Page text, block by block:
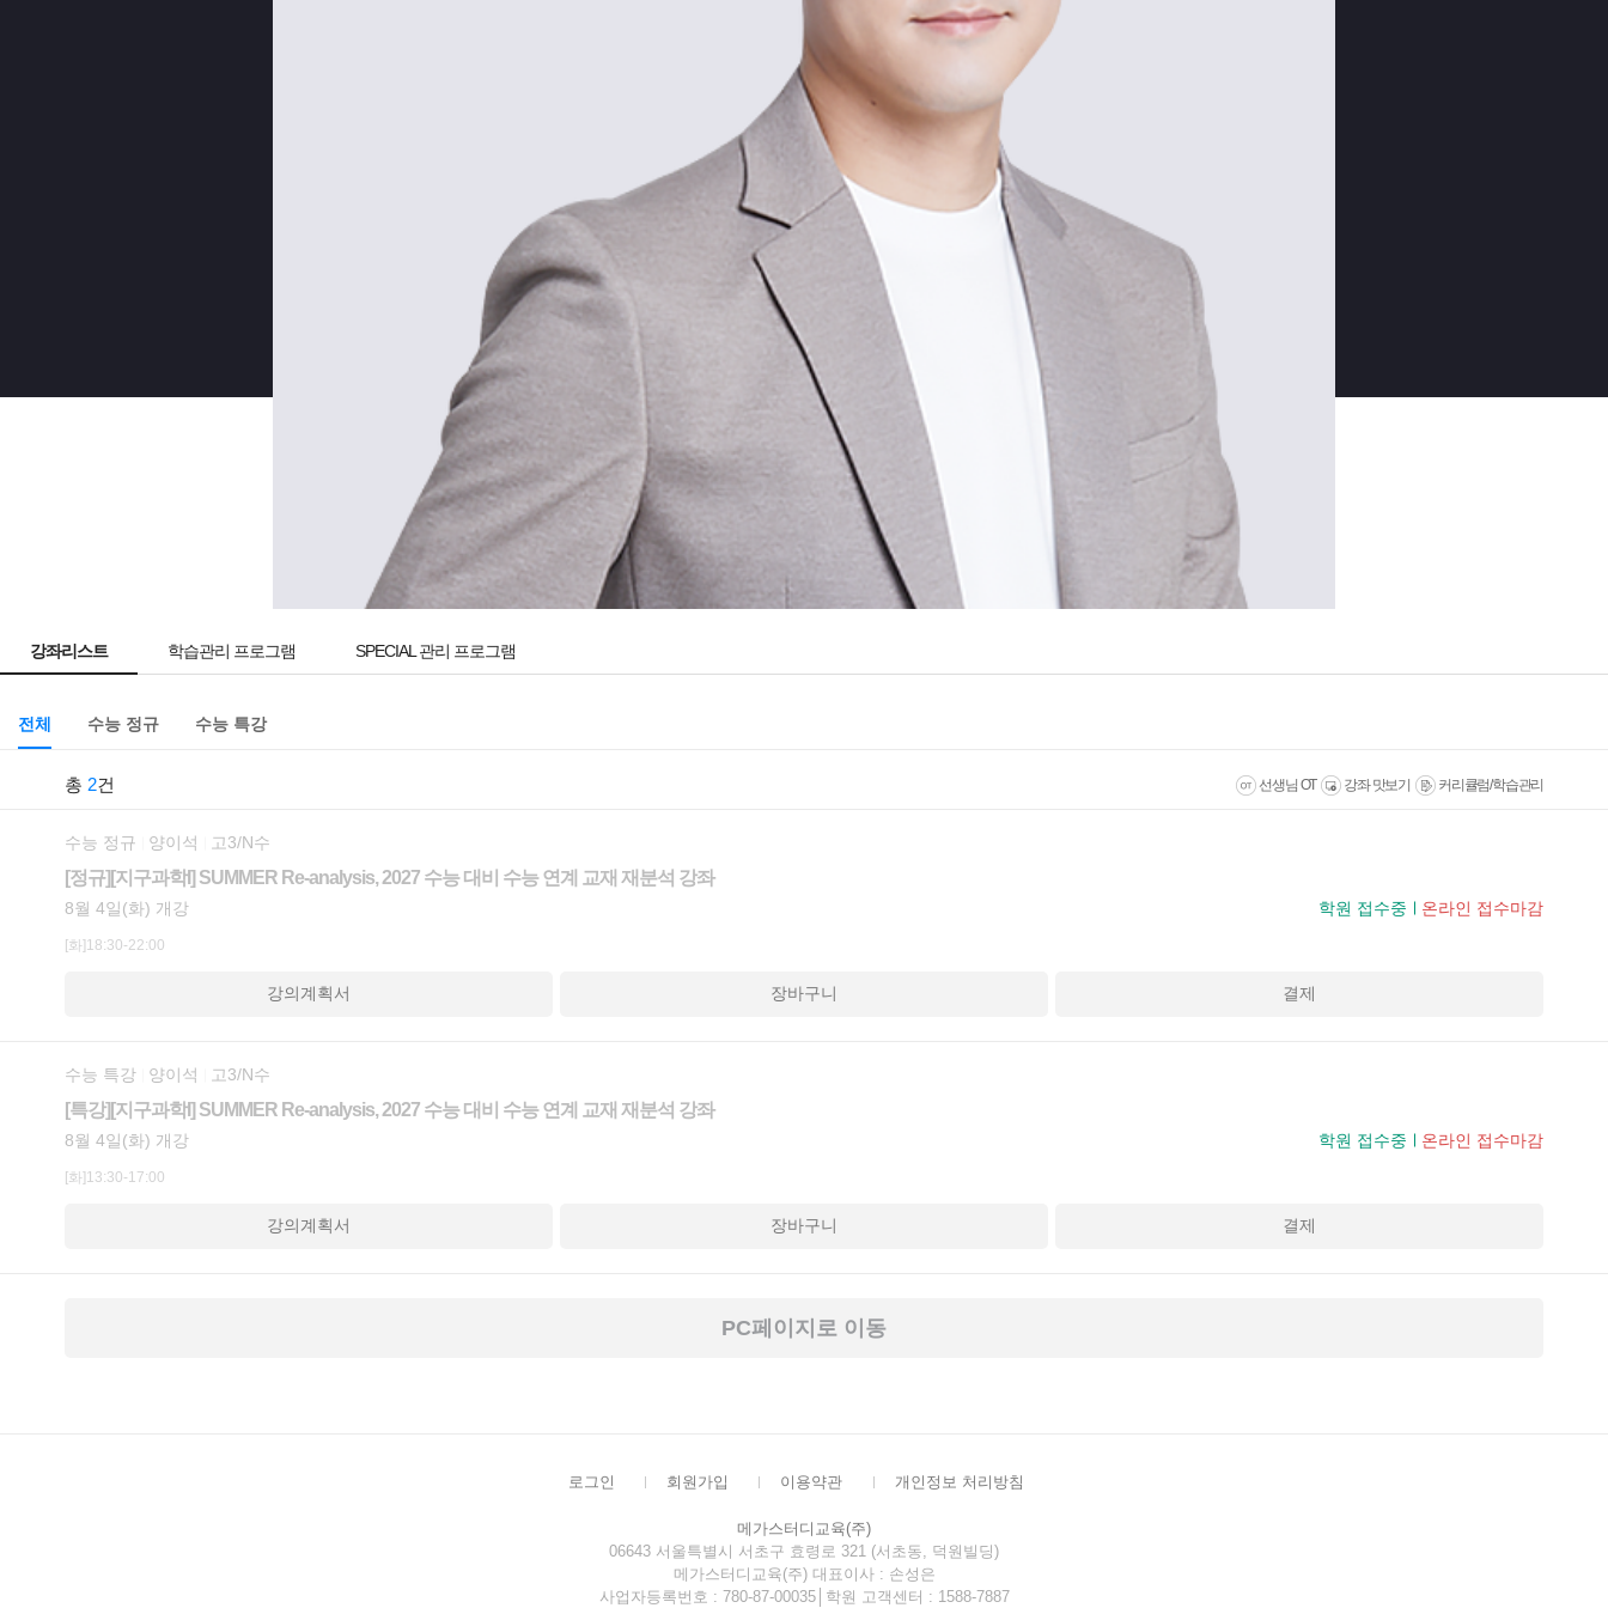
강좌리스트 학습관리 프로그램 SPECIAL 관리 프로그램
전체 수능 정규 수능 특강
총 2건 선생님 OT 강좌 맛보기 커리큘럼/학습관리
수능 정규 양이석 고3/N수
[정규][지구과학I] SUMMER Re-analysis, 2027 수능 대비 수능 연계 교재 재분석 강좌
8월 4일(화) 개강 학원 접수중 온라인 접수마감
[화]18:30-22:00
강의계획서 장바구니 결제
수능 특강 양이석 고3/N수
[특강][지구과학I] SUMMER Re-analysis, 2027 수능 대비 수능 연계 교재 재분석 강좌
8월 4일(화) 개강 학원 접수중 온라인 접수마감
[화]13:30-17:00
강의계획서 장바구니 결제
PC페이지로 이동
로그인 회원가입 이용약관 개인정보 처리방침
메가스터디교육(주)
06643 서울특별시 서초구 효령로 321 (서초동, 덕원빌딩)
메가스터디교육(주) 대표이사 : 손성은
사업자등록번호 : 780-87-00035│학원 고객센터 : 1588-7887